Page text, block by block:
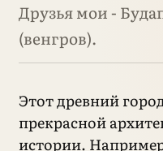
Друзья мои -
(венгров).
Этот древний
прекрасной
истории.